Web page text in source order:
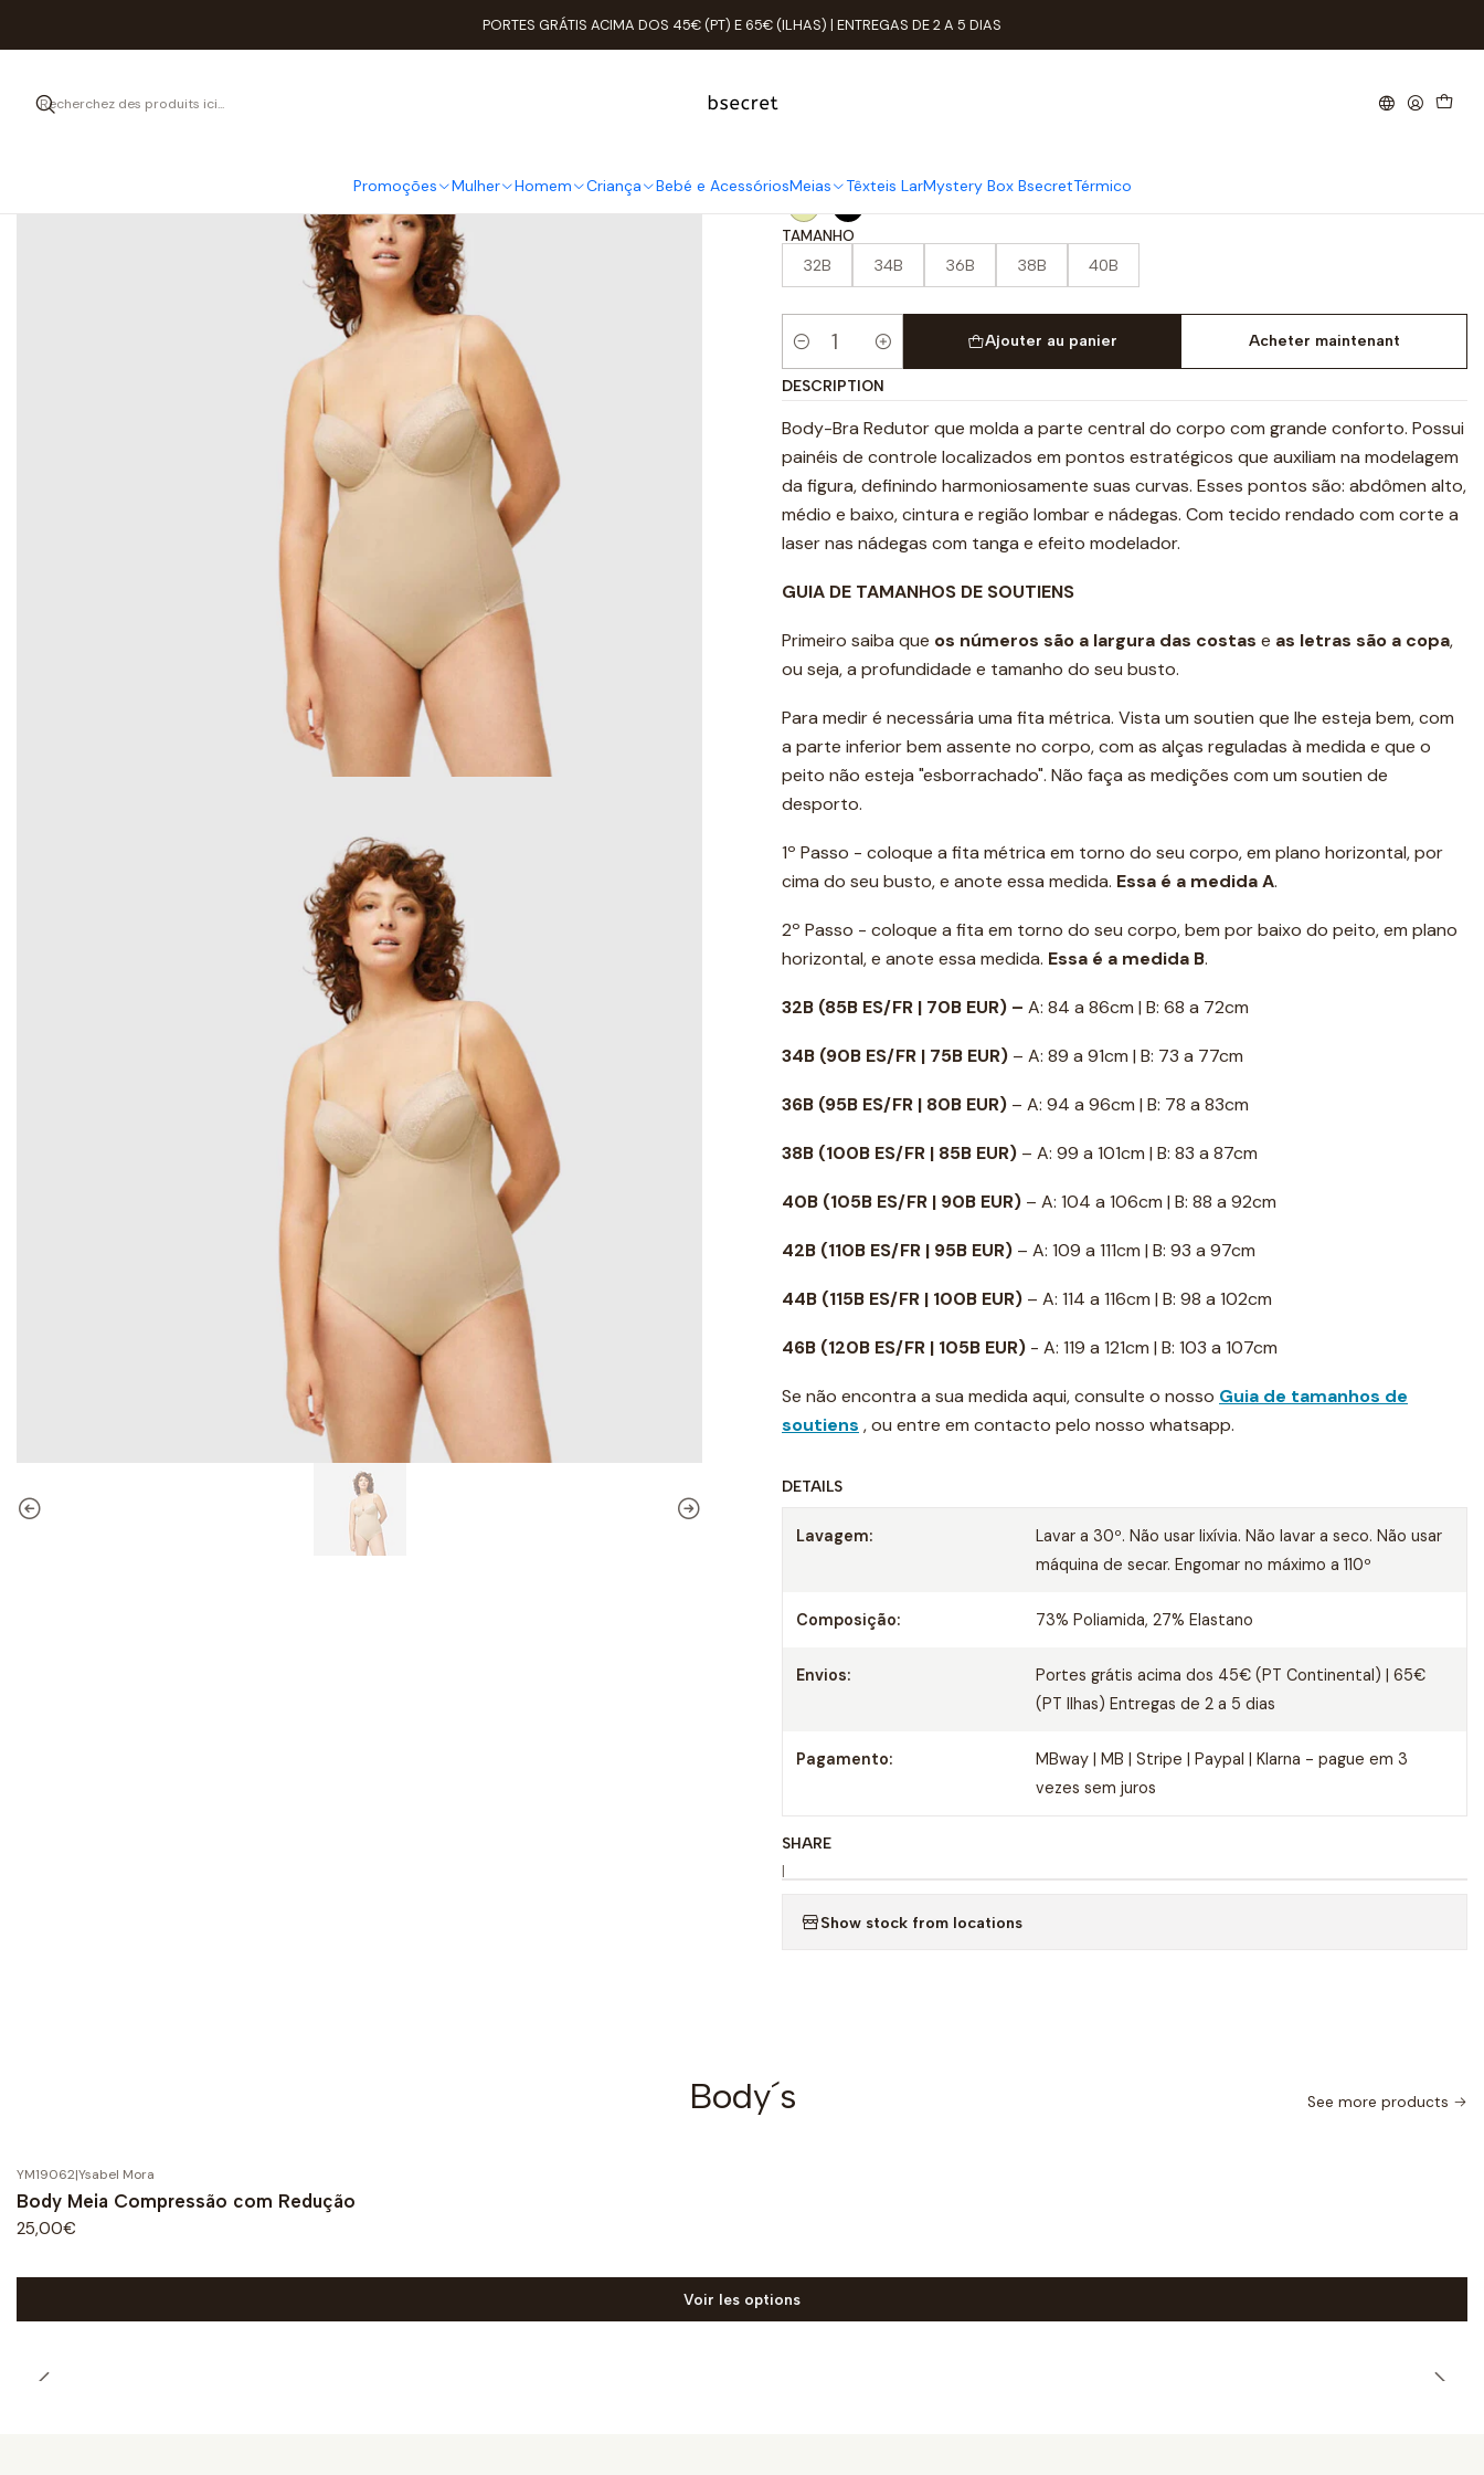
Promoções Mulher Homem Criança Bebé e AcessóriosMeias Têxteis LarMystery Box BsecretTérmico
PORTES GRÁTIS ACIMA DOS 45€ (PT) E 65€ (ILHAS) | ENTREGAS DE 2 A 5 DIAS
Accueil Mulher ROUPA ÍNTIMA Body´s Body Bra Redutor com Renda Copa B
Body Bra Redutor com Renda Copa B
COR
TAMANHO
32B 34B 36B 38B 40B
Quantité
Ajouter au panier Acheter maintenant
DESCRIPTION
Body-Bra Redutor que molda a parte central do corpo com grande conforto. Possui
painéis de controle localizados em pontos estratégicos que auxiliam na modelagem
da figura, definindo harmoniosamente suas curvas. Esses pontos são: abdômen alto,
médio e baixo, cintura e região lombar e nádegas. Com tecido rendado com corte a
laser nas nádegas com tanga e efeito modelador.
GUIA DE TAMANHOS DE SOUTIENS
Primeiro saiba que os números são a largura das costas e as letras são a copa,
ou seja, a profundidade e tamanho do seu busto.
Para medir é necessária uma fita métrica. Vista um soutien que lhe esteja bem, com
a parte inferior bem assente no corpo, com as alças reguladas à medida e que o
peito não esteja "esborrachado". Não faça as medições com um soutien de
desporto.
1º Passo - coloque a fita métrica em torno do seu corpo, em plano horizontal, por
cima do seu busto, e anote essa medida. Essa é a medida A.
2º Passo - coloque a fita em torno do seu corpo, bem por baixo do peito, em plano
horizontal, e anote essa medida. Essa é a medida B.
32B (85B ES/FR | 70B EUR) – A: 84 a 86cm | B: 68 a 72cm
34B (90B ES/FR | 75B EUR) – A: 89 a 91cm | B: 73 a 77cm
36B (95B ES/FR | 80B EUR) – A: 94 a 96cm | B: 78 a 83cm
38B (100B ES/FR | 85B EUR) – A: 99 a 101cm | B: 83 a 87cm
40B (105B ES/FR | 90B EUR) – A: 104 a 106cm | B: 88 a 92cm
42B (110B ES/FR | 95B EUR) – A: 109 a 111cm | B: 93 a 97cm
44B (115B ES/FR | 100B EUR) – A: 114 a 116cm | B: 98 a 102cm
46B (120B ES/FR | 105B EUR) - A: 119 a 121cm | B: 103 a 107cm
Se não encontra a sua medida aqui, consulte o nosso Guia de tamanhos de
soutiens , ou entre em contacto pelo nosso whatsapp.
DETAILS
Lavagem:
Lavar a 30º. Não usar lixívia. Não lavar a seco. Não usar
máquina de secar. Engomar no máximo a 110º
Composição: 73% Poliamida, 27% Elastano
Envios:
Portes grátis acima dos 45€ (PT Continental) | 65€
(PT Ilhas) Entregas de 2 a 5 dias
Pagamento:
MBway | MB | Stripe | Paypal | Klarna - pague em 3
vezes sem juros
SHARE
|
Show stock from locations
Body´s See more products
YM19062|Ysabel Mora
Body Meia Compressão com Redução
25,00€
Voir les options